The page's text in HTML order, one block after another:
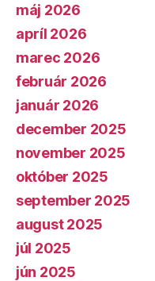
máj 2026
apríl 2026
marec 2026
február 2026
január 2026
december 2025
november 2025
október 2025
september 2025
august 2025
júl 2025
jún 2025